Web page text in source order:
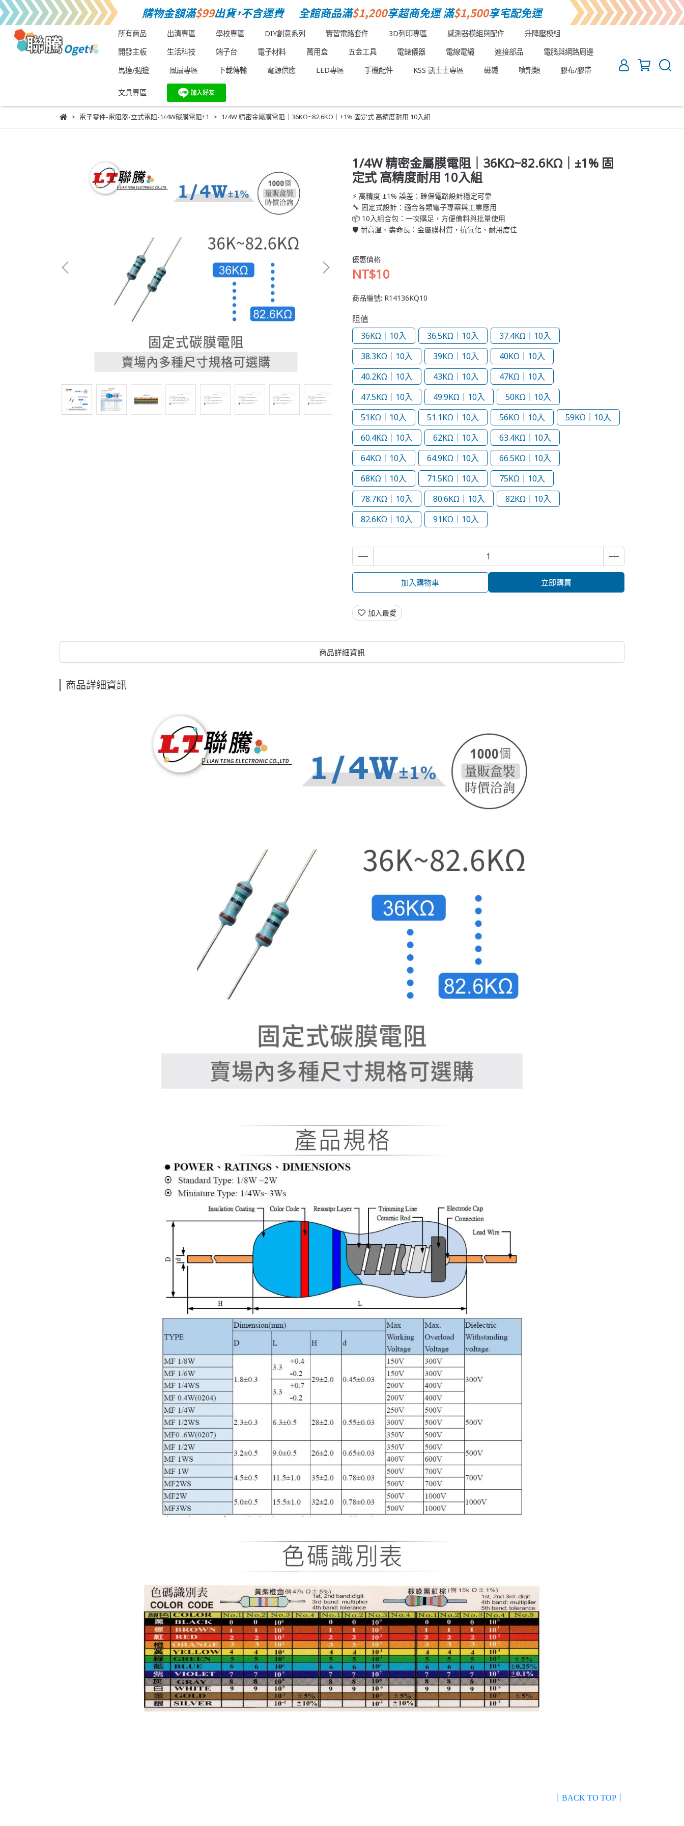
所有商品 出清專區 學校專區 DIY創意系列 實習電路套件 3D列印專區 感測器模組與配件
升降壓模組
開發主板
生活科技 端子台 電子材料 萬用盒 五金工具 電錶儀器 電線電纜 連接部品
電腦與網路周邊
馬達/週邊
風扇專區 下載傳輸 電源供應 LED專區 手機配件 KSS 凱士士專區 磁鐵 噴劑類 膠布/膠帶
文具專區
電子零件-電阻器-立式電阻-1/4W碳膜電阻±1 1/4W 精密金屬膜電阻｜36KΩ~82.6KΩ｜±1% 固定式 高精度耐用 10入組
1/4W 精密金屬膜電阻｜36KΩ~82.6KΩ｜±1% 固
定式 高精度耐用 10入組
⚡ 高精度 ±1% 誤差：確保電路設計穩定可靠
🔧 固定式設計：適合各類電子專案與工業應用
📦 10入組合包：一次購足，方便備料與批量使用
🛡️ 耐高溫、壽命長：金屬膜材質，抗氧化、耐用度佳
優惠價格
NT$10
商品編號: R14136KQ10
阻值
36KΩ｜10入
36.5KΩ｜10入
37.4KΩ｜10入
38.3KΩ｜10入
39KΩ｜10入
40KΩ｜10入
40.2KΩ｜10入
43KΩ｜10入
47KΩ｜10入
47.5KΩ｜10入
49.9KΩ｜10入
50KΩ｜10入
51KΩ｜10入
51.1KΩ｜10入 56KΩ｜10入
59KΩ｜10入
60.4KΩ｜10入
62KΩ｜10入
63.4KΩ｜10入
64KΩ｜10入
64.9KΩ｜10入
66.5KΩ｜10入
68KΩ｜10入
71.5KΩ｜10入
75KΩ｜10入
78.7KΩ｜10入
80.6KΩ｜10入
82KΩ｜10入
82.6KΩ｜10入
91KΩ｜10入
加入購物車 立即購買
加入最愛
商品詳細資訊
商品詳細資訊
｜BACK TO TOP｜